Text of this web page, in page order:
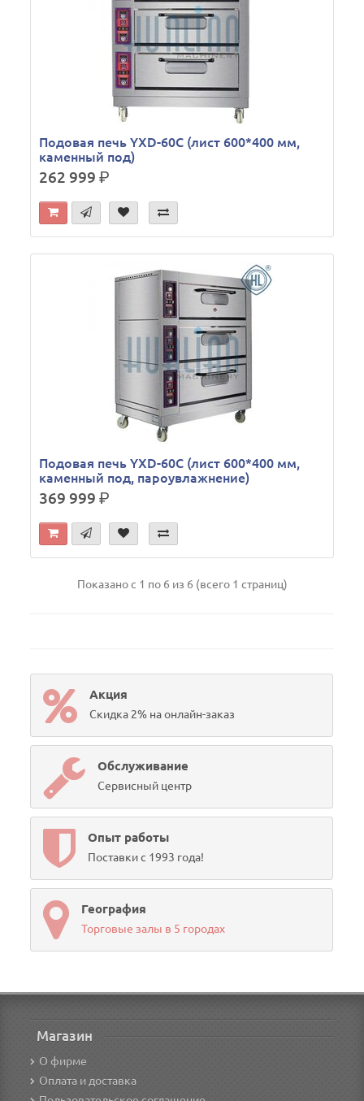
Подовая печь YXD-60C (лист 600*400 мм,
каменный под)
262 999р.
Подовая печь YXD-60C (лист 600*400 мм,
каменный под, пароувлажнение)
369 999р.
Показано с 1 по 6 из 6 (всего 1 страниц)
Акция
Скидка 2% на онлайн-заказ
Обслуживание
Сервисный центр
Опыт работы
Поставки с 1993 года!
География
Торговые залы в 5 городах
Магазин
О фирме
Оплата и доставка